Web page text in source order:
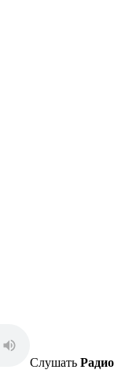
Слушать Радио